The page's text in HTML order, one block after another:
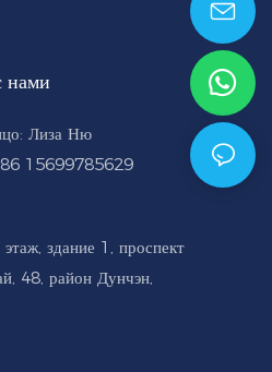
нами
Лиза Ню
15699785629
здание 1, проспект
48, район Дунчэн,